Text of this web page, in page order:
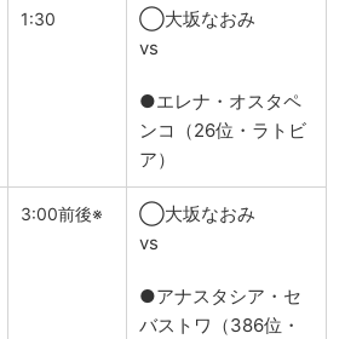
1:30
◯大坂なおみ
vs
●エレナ・オスタペ
ンコ（26位・ラトビ
ア）
3:00前後※
◯大坂なおみ
vs
●アナスタシア・セ
バストワ（386位・